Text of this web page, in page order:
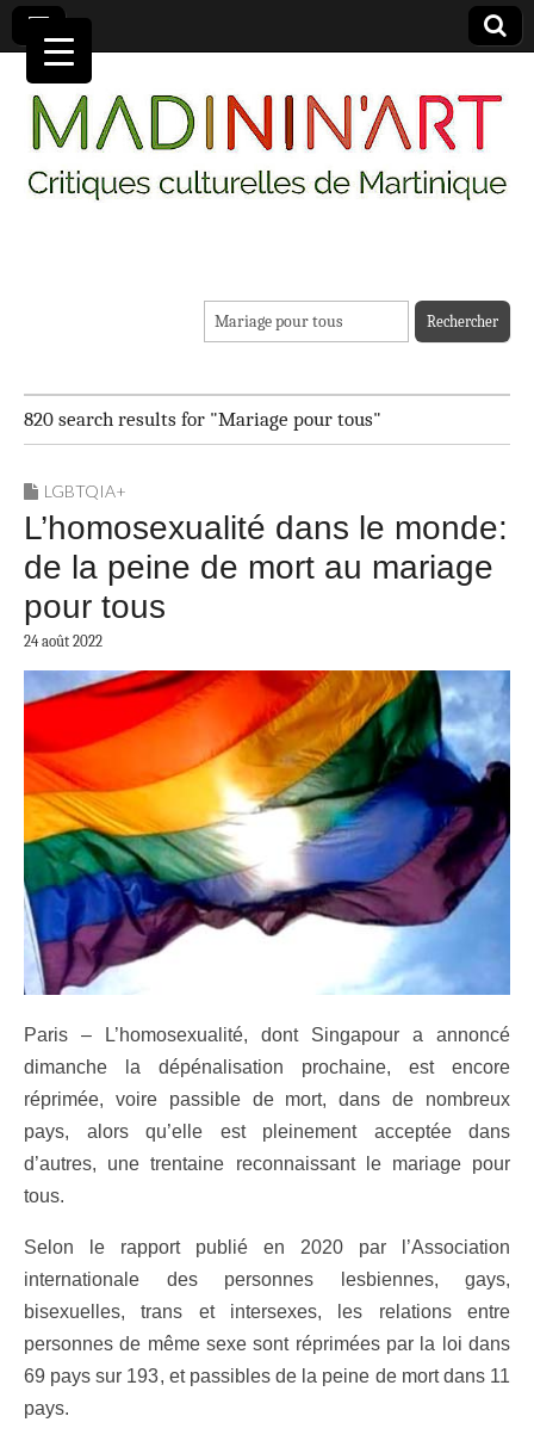
MADININ'ART
Rechercher :
820 search results for "Mariage pour tous"
LGBTQIA+
L’homosexualité dans le monde:
de la peine de mort au mariage
pour tous
24 août 2022
Paris – L’homosexualité, dont Singapour a annoncé
dimanche la dépénalisation prochaine, est encore
réprimée, voire passible de mort, dans de nombreux
pays, alors qu’elle est pleinement acceptée dans
d’autres, une trentaine reconnaissant le mariage pour
tous.
Selon le rapport publié en 2020 par l’Association
internationale des personnes lesbiennes, gays,
bisexuelles, trans et intersexes, les relations entre
personnes de même sexe sont réprimées par la loi dans
69 pays sur 193, et passibles de la peine de mort dans 11
pays.